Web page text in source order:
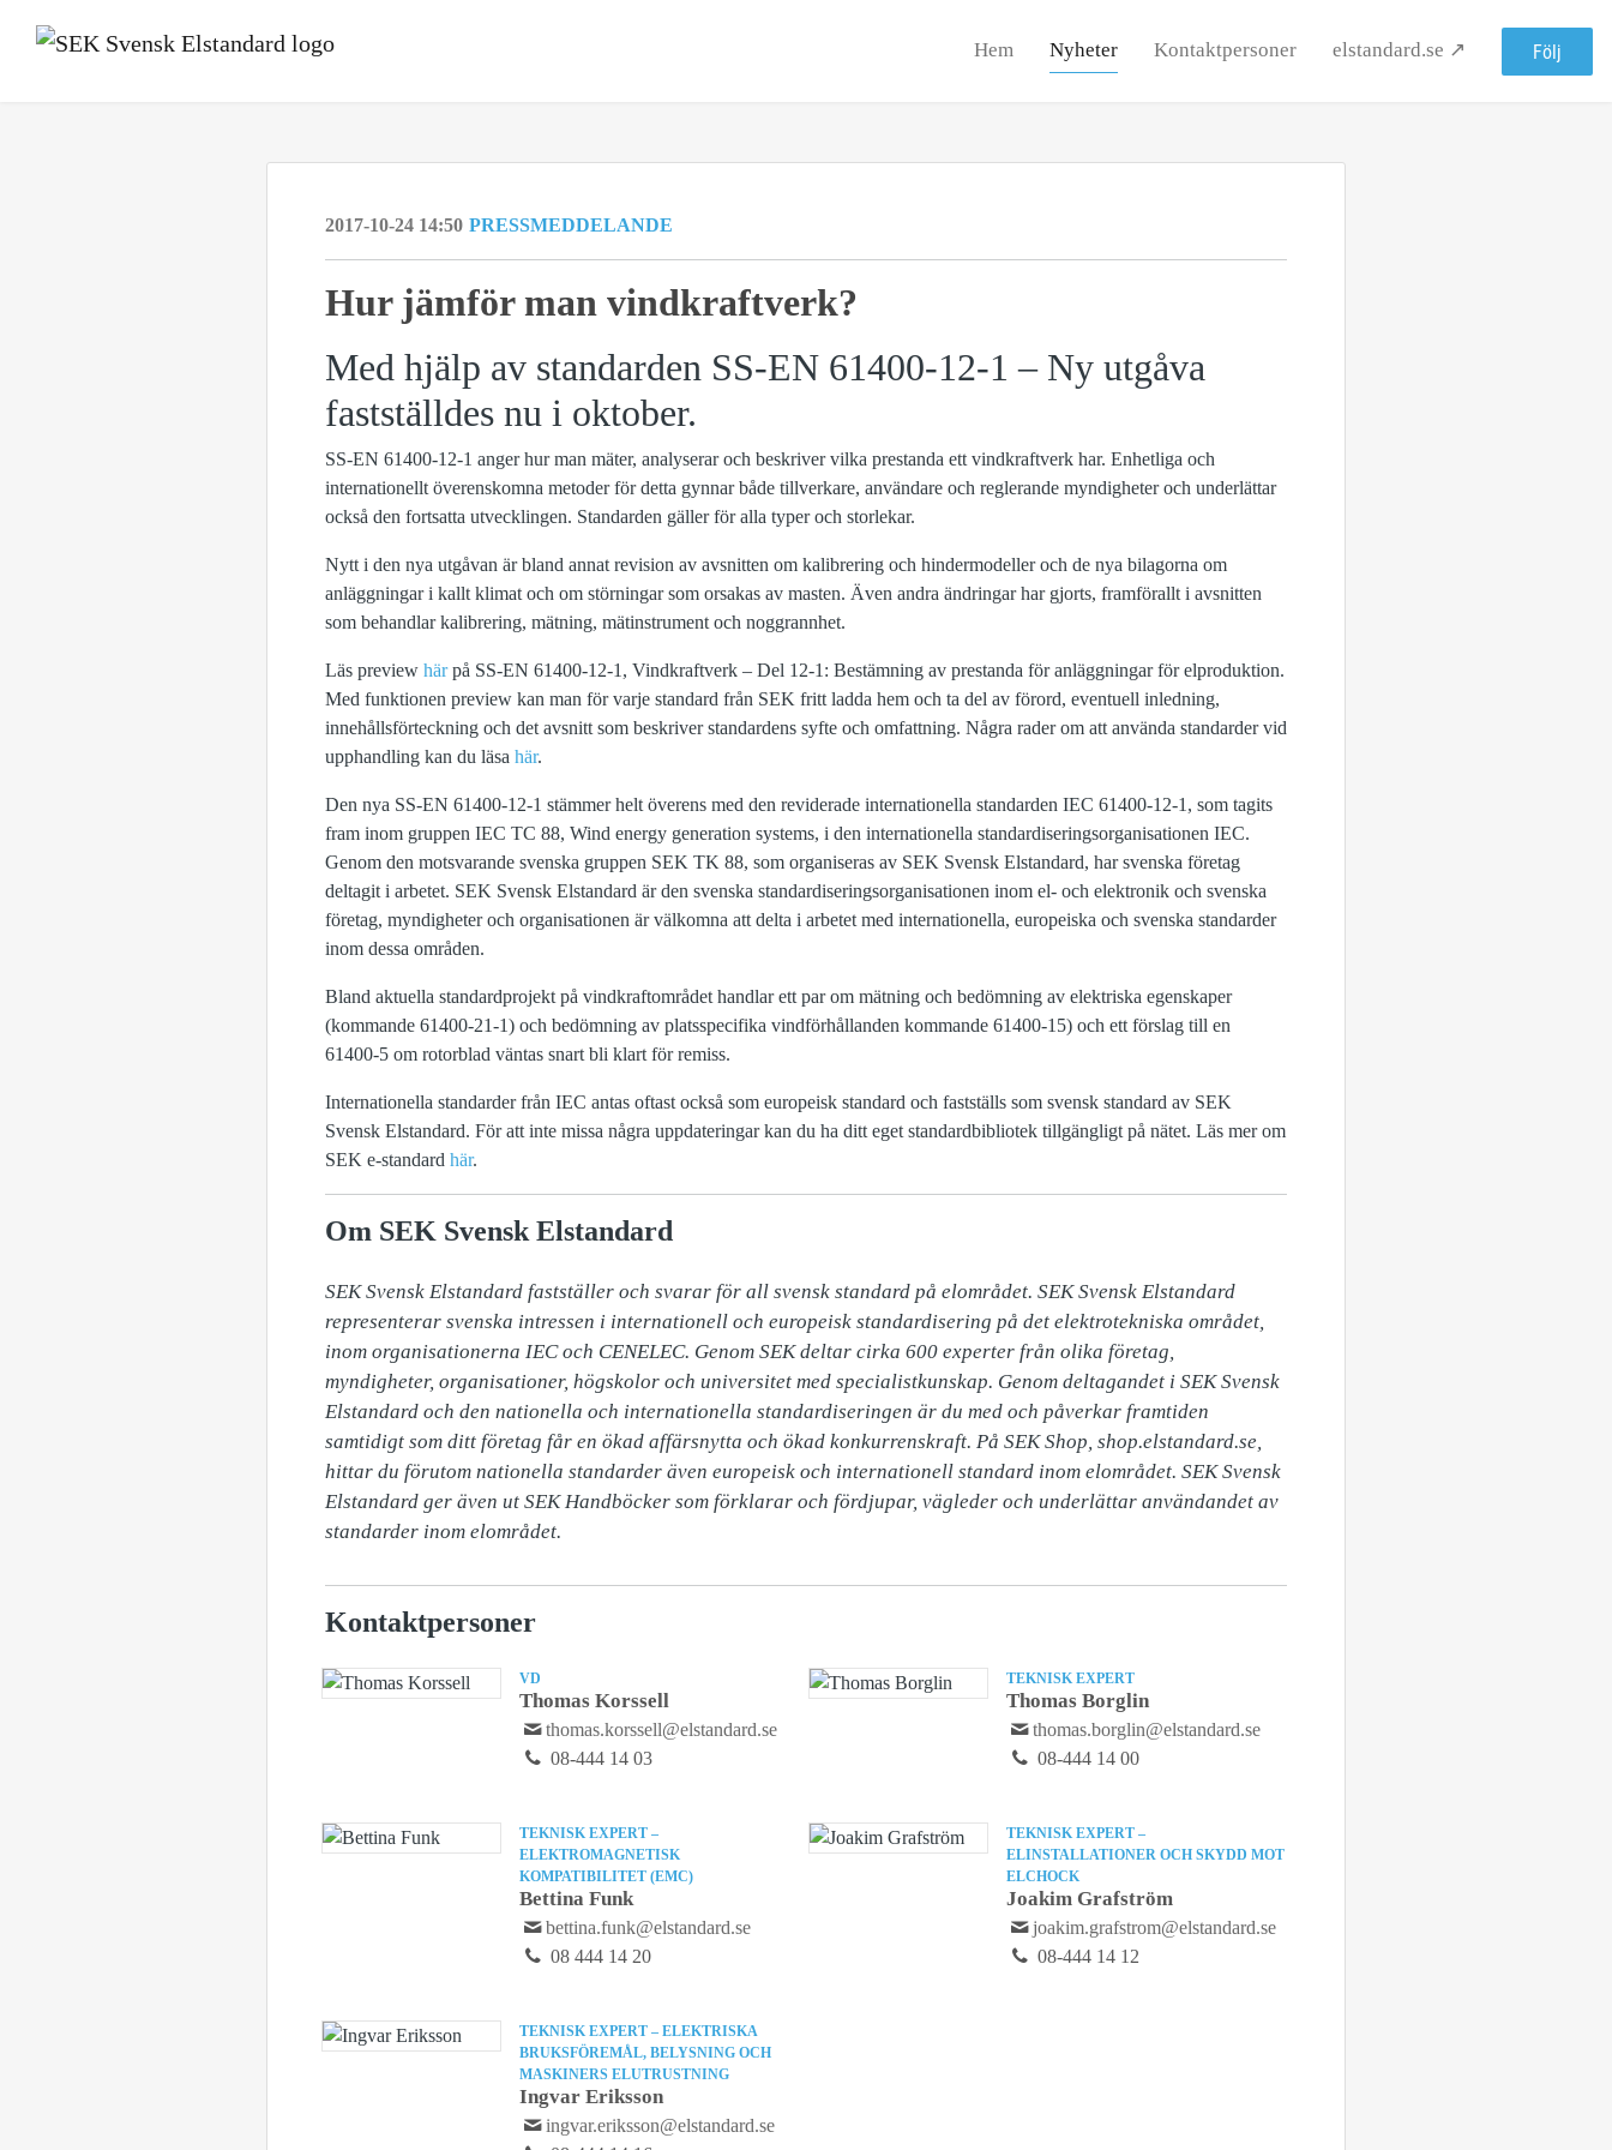
Hem Nyheter Kontaktpersoner elstandard.se ↗ Följ
2017-10-24 14:50 PRESSMEDDELANDE
​Hur jämför man vindkraftverk?
Med hjälp av standarden SS-EN 61400-12-1 – Ny utgåva
fastställdes nu i oktober.
SS-EN 61400-12-1 anger hur man mäter, analyserar och beskriver vilka prestanda ett vindkraftverk har. Enhetliga och
internationellt överenskomna metoder för detta gynnar både tillverkare, användare och reglerande myndigheter och underlättar
också den fortsatta utvecklingen. Standarden gäller för alla typer och storlekar.
Nytt i den nya utgåvan är bland annat revision av avsnitten om kalibrering och hindermodeller och de nya bilagorna om
anläggningar i kallt klimat och om störningar som orsakas av masten. Även andra ändringar har gjorts, framförallt i avsnitten
som behandlar kalibrering, mätning, mätinstrument och noggrannhet.
Läs preview härpå SS-EN 61400-12-1, Vindkraftverk – Del 12-1: Bestämning av prestanda för anläggningar för elproduktion.
Med funktionen preview kan man för varje standard från SEK fritt ladda hem och ta del av förord, eventuell inledning,
innehållsförteckning och det avsnitt som beskriver standardens syfte och omfattning. Några rader om att använda standarder vid
upphandling kan du läsa här.
Den nya SS-EN 61400-12-1 stämmer helt överens med den reviderade internationella standarden IEC 61400-12-1, som tagits
fram inom gruppen IEC TC 88, Wind energy generation systems, i den internationella standardiseringsorganisationen IEC.
Genom den motsvarande svenska gruppen SEK TK 88, som organiseras av SEK Svensk Elstandard, har svenska företag
deltagit i arbetet. SEK Svensk Elstandard är den svenska standardiseringsorganisationen inom el- och elektronik och svenska
företag, myndigheter och organisationen är välkomna att delta i arbetet med internationella, europeiska och svenska standarder
inom dessa områden.
Bland aktuella standardprojekt på vindkraftområdet handlar ett par om mätning och bedömning av elektriska egenskaper
(kommande 61400-21-1) och bedömning av platsspecifika vindförhållanden kommande 61400-15) och ett förslag till en
61400-5 om rotorblad väntas snart bli klart för remiss.
Internationella standarder från IEC antas oftast också som europeisk standard och fastställs som svensk standard av SEK
Svensk Elstandard. För att inte missa några uppdateringar kan du ha ditt eget standardbibliotek tillgängligt på nätet. Läs mer om
SEK e-standard här.
Om SEK Svensk Elstandard
SEK Svensk Elstandard fastställer och svarar för all svensk standard på elområdet. SEK Svensk Elstandard
representerar svenska intressen i internationell och europeisk standardisering på det elektrotekniska området,
inom organisationerna IEC och CENELEC. Genom SEK deltar cirka 600 experter från olika företag,
myndigheter, organisationer, högskolor och universitet med specialistkunskap. Genom deltagandet i SEK Svensk
Elstandard och den nationella och internationella standardiseringen är du med och påverkar framtiden
samtidigt som ditt företag får en ökad affärsnytta och ökad konkurrenskraft. På SEK Shop, shop.elstandard.se,
hittar du förutom nationella standarder även europeisk och internationell standard inom elområdet. SEK Svensk
Elstandard ger även ut SEK Handböcker som förklarar och fördjupar, vägleder och underlättar användandet av
standarder inom elområdet.
Kontaktpersoner
VD
Thomas Korssell
thomas.korssell@elstandard.se
08-444 14 03
TEKNISK EXPERT
Thomas Borglin
thomas.borglin@elstandard.se
08-444 14 00
TEKNISK EXPERT –
ELEKTROMAGNETISK
KOMPATIBILITET (EMC)
Bettina Funk
bettina.funk@elstandard.se
08 444 14 20
TEKNISK EXPERT –
ELINSTALLATIONER OCH SKYDD MOT
ELCHOCK
Joakim Grafström
joakim.grafstrom@elstandard.se
08-444 14 12
TEKNISK EXPERT – ELEKTRISKA
BRUKSFÖREMÅL, BELYSNING OCH
MASKINERS ELUTRUSTNING
Ingvar Eriksson
ingvar.eriksson@elstandard.se